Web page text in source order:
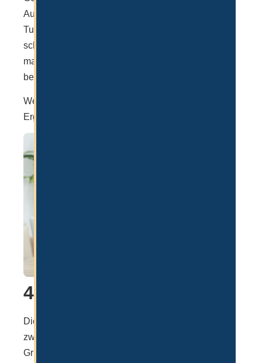
Auffälligkeiten getestet, die ein Hinweis auf
Tuberkulose sein können. Tuberkulose ist in Europa
schon lange kein ernstes Thema mehr und sofern
man keine Geschlechtskrankheiten wie HIV hat,
besteht auch kein Grund zur Sorge.
Wenn man den VIP Service vor Ort bucht, ist das
Ergebnis (hoffentlich “FIT”) in 3 Stunden erhältlich.
4. Biometrics
Die Biometrie auch Biometrics genannt ist der
zweite wichtige Teil vor Ort in Dubai und ist im
Grunde nichts anderes als die Abnahme der